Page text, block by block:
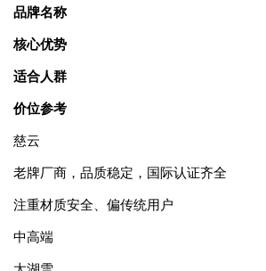
品牌名称
核心优势
适合人群
价位参考
慈云
老牌厂商，品质稳定，国际认证齐全
注重材质安全、偏传统用户
中高端